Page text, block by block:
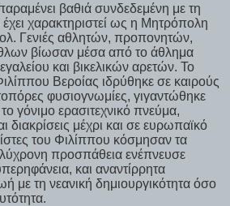
βαθιά συνδεδεμένη με τη
έχει χαρακτηριστεί ως η Μητρόπολη
Γενιές αθλητών, προπονητών,
βίωσαν μέσα από το άθλημα
και βικελικών αρετών. Το
Βεροίας ιδρύθηκε σε καιρούς
φυσιογνωμίες, γιγαντώθηκε
γόνιμο ερασιτεχνικό πνεύμα,
διακρίσεις μέχρι και σε ευρωπαϊκό
του Φιλίππου κόσμησαν τα
προσπάθεια ενέπνευσε
και αναντίρρητα
με τη νεανική δημιουργικότητα όσο